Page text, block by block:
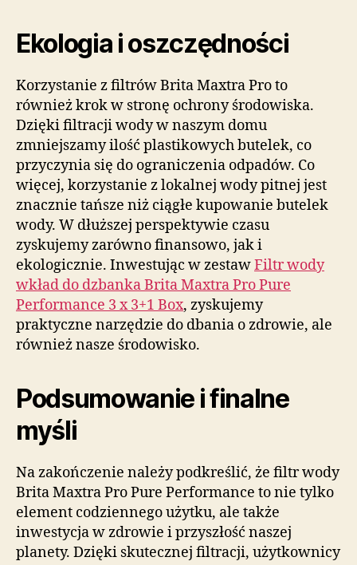
Ekologia i oszczędności
Korzystanie z filtrów Brita Maxtra Pro to
również krok w stronę ochrony środowiska.
Dzięki filtracji wody w naszym domu
zmniejszamy ilość plastikowych butelek, co
przyczynia się do ograniczenia odpadów. Co
więcej, korzystanie z lokalnej wody pitnej jest
znacznie tańsze niż ciągłe kupowanie butelek
wody. W dłuższej perspektywie czasu
zyskujemy zarówno finansowo, jak i
ekologicznie. Inwestując w zestawFiltr wody
wkład do dzbanka Brita Maxtra Pro Pure
Performance 3 x 3+1 Box, zyskujemy
praktyczne narzędzie do dbania o zdrowie, ale
również nasze środowisko.
Podsumowanie i finalne
myśli
Na zakończenie należy podkreślić, że filtr wody
Brita Maxtra Pro Pure Performance to nie tylko
element codziennego użytku, ale także
inwestycja w zdrowie i przyszłość naszej
planety. Dzięki skutecznej filtracji, użytkownicy